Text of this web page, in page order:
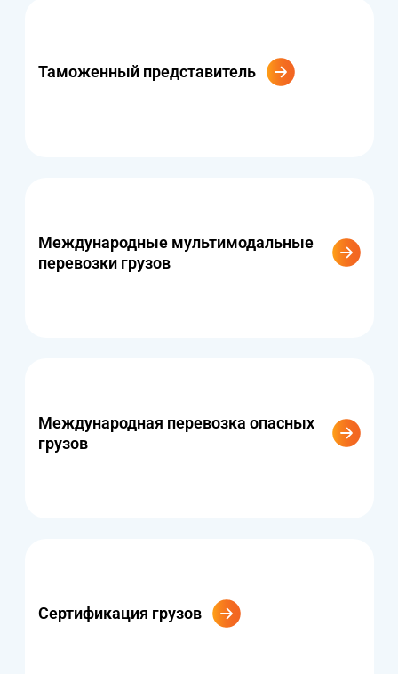
Таможенный представитель
Международные мультимодальные
перевозки грузов
Международная перевозка опасных
грузов
Сертификация грузов